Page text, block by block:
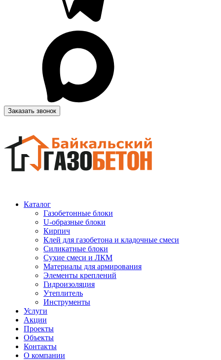
Заказать звонок
Каталог
Газобетонные блоки
U-образные блоки
Кирпич
Клей для газобетона и кладочные смеси
Силикатные блоки
Сухие смеси и ЛКМ
Материалы для армирования
Элементы креплений
Гидроизоляция
Утеплитель
Инструменты
Услуги
Акции
Проекты
Объекты
Контакты
О компании